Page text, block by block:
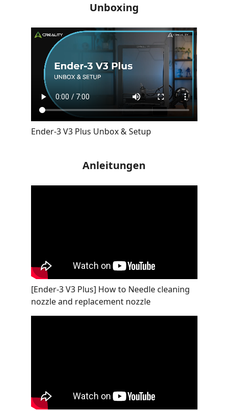
Unboxing
Ender-3 V3 Plus Unbox & Setup
Anleitungen
[Ender-3 V3 Plus] How to Needle cleaning
nozzle and replacement nozzle